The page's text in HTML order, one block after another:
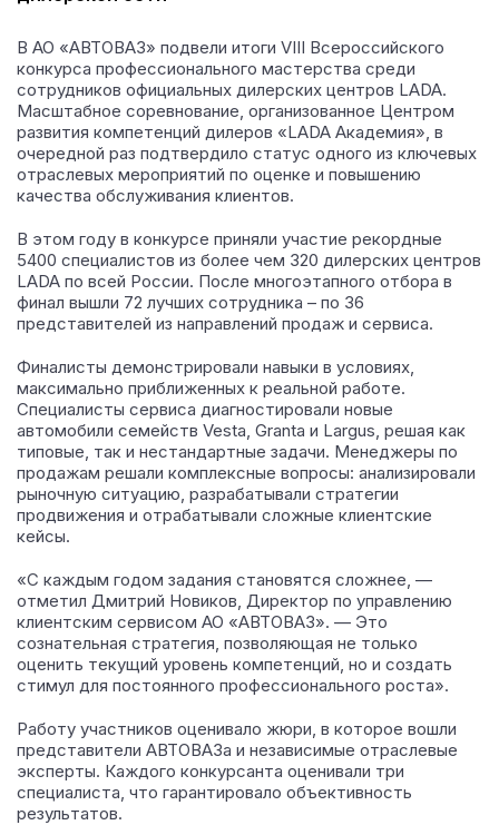
В АО «АВТОВАЗ» подвели итоги VIII Всероссийского
конкурса профессионального мастерства среди
сотрудников официальных дилерских центров LADA.
Масштабное соревнование, организованное Центром
развития компетенций дилеров «LADA Академия», в
очередной раз подтвердило статус одного из ключевых
отраслевых мероприятий по оценке и повышению
качества обслуживания клиентов.
В этом году в конкурсе приняли участие рекордные
5400 специалистов из более чем 320 дилерских центров
LADA по всей России. После многоэтапного отбора в
финал вышли 72 лучших сотрудника – по 36
представителей из направлений продаж и сервиса.
Финалисты демонстрировали навыки в условиях,
максимально приближенных к реальной работе.
Специалисты сервиса диагностировали новые
автомобили семейств Vesta, Granta и Largus, решая как
типовые, так и нестандартные задачи. Менеджеры по
продажам решали комплексные вопросы: анализировали
рыночную ситуацию, разрабатывали стратегии
продвижения и отрабатывали сложные клиентские
кейсы.
«С каждым годом задания становятся сложнее, —
отметил Дмитрий Новиков, Директор по управлению
клиентским сервисом АО «АВТОВАЗ». — Это
сознательная стратегия, позволяющая не только
оценить текущий уровень компетенций, но и создать
стимул для постоянного профессионального роста».
Работу участников оценивало жюри, в которое вошли
представители АВТОВАЗа и независимые отраслевые
эксперты. Каждого конкурсанта оценивали три
специалиста, что гарантировало объективность
результатов.